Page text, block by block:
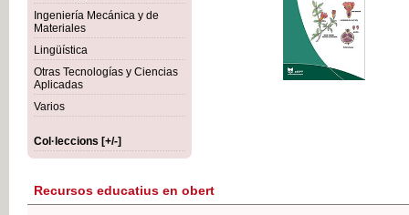
Ingeniería Mecánica y de
Materiales
Lingüística
Otras Tecnologías y Ciencias
Aplicadas
Varios
Col·leccions [+/-]
Recursos educatius en obert